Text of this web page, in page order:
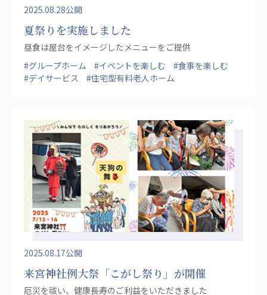
2025.08.28公開
夏祭りを実施しました
昼食は屋台をイメージしたメニューをご提供
#グループホーム
#イベントを楽しむ
#食事を楽しむ
#デイサービス
#住宅型有料老人ホーム
2025.08.17公開
来宮神社例大祭「こがし祭り」が開催
厄災を祓い、健康長寿のご利益をいただきました